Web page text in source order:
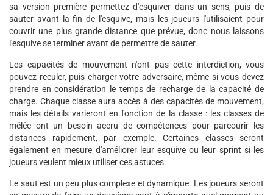
sa version première permettez d'esquiver dans un sens, puis de
sauter avant la fin de l'esquive, mais les joueurs l'utilisaient pour
couvrir une plus grande distance que prévue, donc nous laissons
l'esquive se terminer avant de permettre de sauter.
Les capacités de mouvement n'ont pas cette interdiction, vous
pouvez reculer, puis charger votre adversaire, même si vous devez
prendre en considération le temps de recharge de la capacité de
charge. Chaque classe aura accès à des capacités de mouvement,
mais les détails varieront en fonction de la classe : les classes de
mêlée ont un besoin accru de compétences pour parcourir les
distances rapidement, par exemple. Certaines classes seront
également en mesure d'améliorer leur esquive ou leur sprint si les
joueurs veulent mieux utiliser ces astuces.
Le saut est un peu plus complexe et dynamique. Les joueurs seront